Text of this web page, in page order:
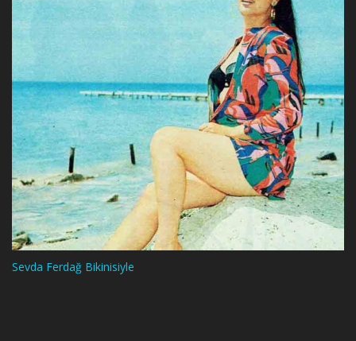
Sevda Ferdağ Bikinisiyle